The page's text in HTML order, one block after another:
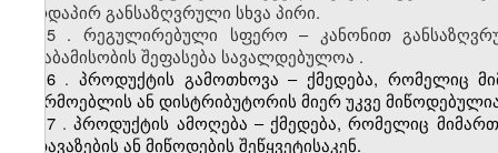
პირდაპირ განსაზღვრული სხვა პირი.
5. რეგულირებული სფერო – კანონით
შესაბამისობის შეფასება სავალდებულოა .
6. პროდუქტის გამოთხოვა – ქმედება, რომელიც
მწარმოებლის ან დისტრიბუტორის მიერუკვე
7. პროდუქტის ამოღება – ქმედება, რომელიც
შეთავაზების ან მიწოდების შეწყვეტისაკენ.